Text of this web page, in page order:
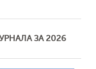
ЗА 2026